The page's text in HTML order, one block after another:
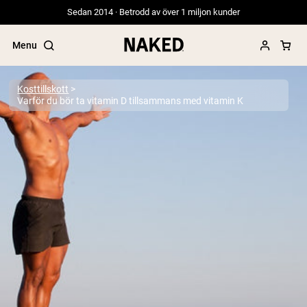
Sedan 2014 · Betrodd av över 1 miljon kunder
Menu
Populära söktermer
”Protein Powder“
”Overnight Oats“
”Vegan protein“
”Collagen“
”Micellar Casein“
PROTEIN POWDERS
Kosttillskott
Varför du bör ta vitamin D tillsammans med vitamin K